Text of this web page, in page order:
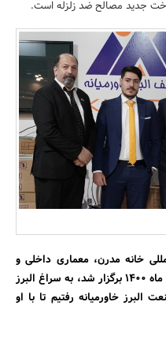
مسکن و ساختمان
جدید مصالح ضد زلزله است.
خانه مدرن، معماری داخلی و
دکوراسیون (میدکس) که از ۲۱ تا ۲۴ دی ماه ۱۴۰۰ برگزار شد، به سراغ البرز
خاورمیانه رفتیم تا با او